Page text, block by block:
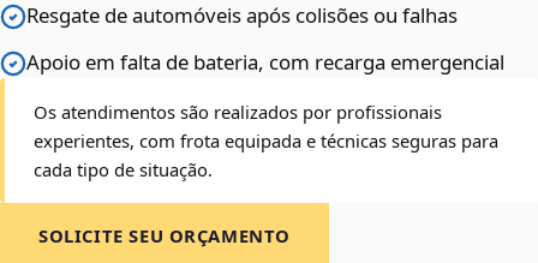
Resgate de automóveis após colisões ou falhas
Apoio em falta de bateria, com recarga emergencial
Os atendimentos são realizados por profissionais
experientes, com frota equipada e técnicas seguras para
cada tipo de situação.
SOLICITE SEU ORÇAMENTO